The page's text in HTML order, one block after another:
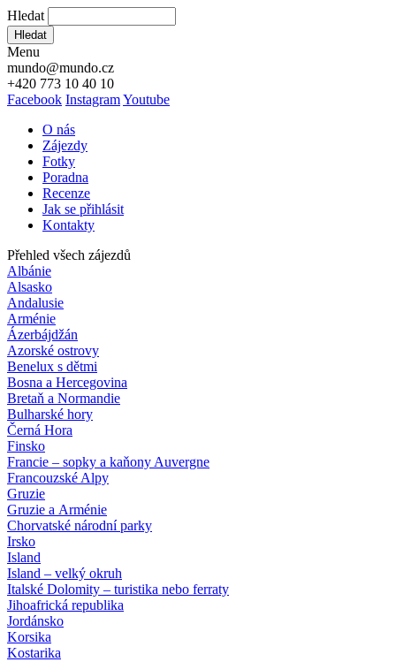
Hledat
Hledat
Menu
mundo@mundo.cz
+420 773 10 40 10
Facebook InstagramYoutube
O nás
Zájezdy
Fotky
Poradna
Recenze
Jak se přihlásit
Kontakty
Přehled všech zájezdů
Albánie
Alsasko
Andalusie
Arménie
Ázerbájdžán
Azorské ostrovy
Benelux s dětmi
Bosna a Hercegovina
Bretaň a Normandie
Bulharské hory
Černá Hora
Finsko
Francie – sopky a kaňony Auvergne
Francouzské Alpy
Gruzie
Gruzie a Arménie
Chorvatské národní parky
Irsko
Island
Island – velký okruh
Italské Dolomity – turistika nebo ferraty
Jihoafrická republika
Jordánsko
Korsika
Kostarika